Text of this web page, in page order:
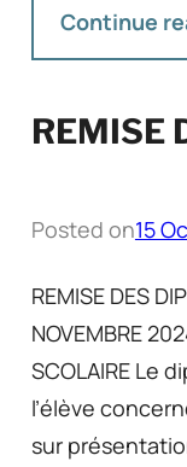
Continue
REMISE
Posted on15
REMISE DES
NOVEMBRE
SCOLAIRE Le
l’élève
sur